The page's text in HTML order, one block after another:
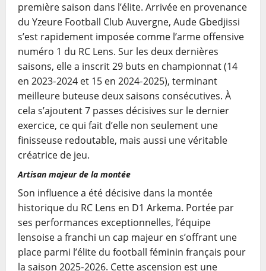
première saison dans l’élite. Arrivée en provenance
du Yzeure Football Club Auvergne, Aude Gbedjissi
s’est rapidement imposée comme l’arme offensive
numéro 1 du RC Lens. Sur les deux dernières
saisons, elle a inscrit 29 buts en championnat (14
en 2023‑2024 et 15 en 2024‑2025), terminant
meilleure buteuse deux saisons consécutives. À
cela s’ajoutent 7 passes décisives sur le dernier
exercice, ce qui fait d’elle non seulement une
finisseuse redoutable, mais aussi une véritable
créatrice de jeu.
Artisan majeur de la montée
Son influence a été décisive dans la montée
historique du RC Lens en D1 Arkema. Portée par
ses performances exceptionnelles, l’équipe
lensoise a franchi un cap majeur en s’offrant une
place parmi l’élite du football féminin français pour
la saison 2025‑2026. Cette ascension est une